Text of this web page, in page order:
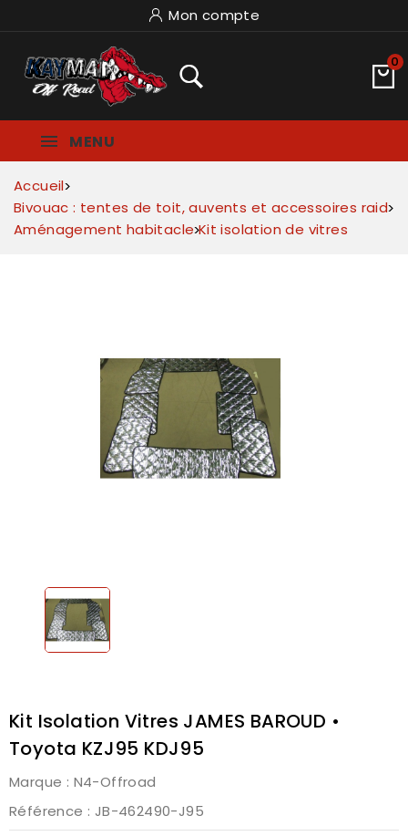
Mon compte
0
MENU
Accueil
Bivouac : tentes de toit, auvents et accessoires raid
Aménagement habitacle Kit isolation de vitres
Kit Isolation Vitres JAMES BAROUD •
Toyota KZJ95 KDJ95
Marque : N4-Offroad
Référence : JB-462490-J95